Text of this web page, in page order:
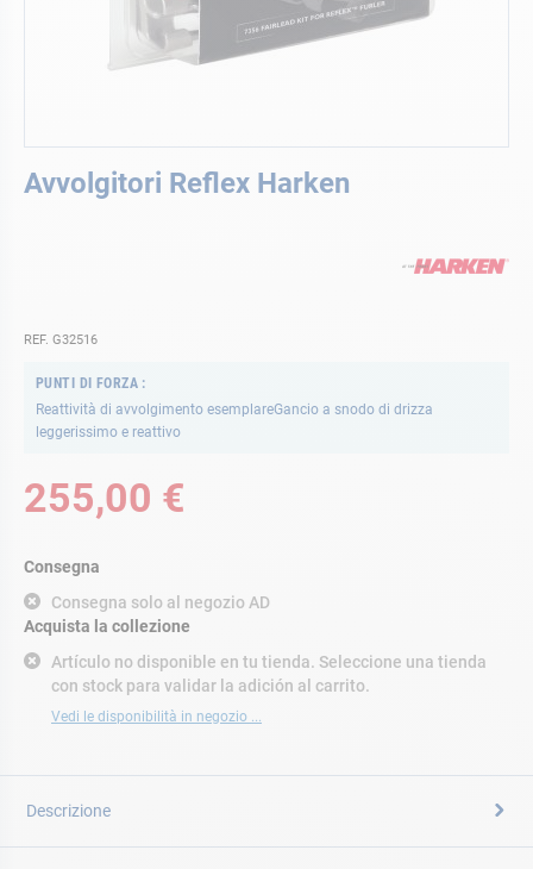
Avvolgitori Reflex Harken
REF. G32516
PUNTI DI FORZA
Reattività di avvolgimento esemplareGancio a snodo di drizza
leggerissimo e reattivo
255,00 €
Consegna
Consegna solo al negozio AD
Artículo no disponible en tu tienda. Seleccione una tienda
con stock para validar la adición al carrito.
Vedi le disponibilità in negozio ...
Acquista la collezione
all'inizio
Descrizione